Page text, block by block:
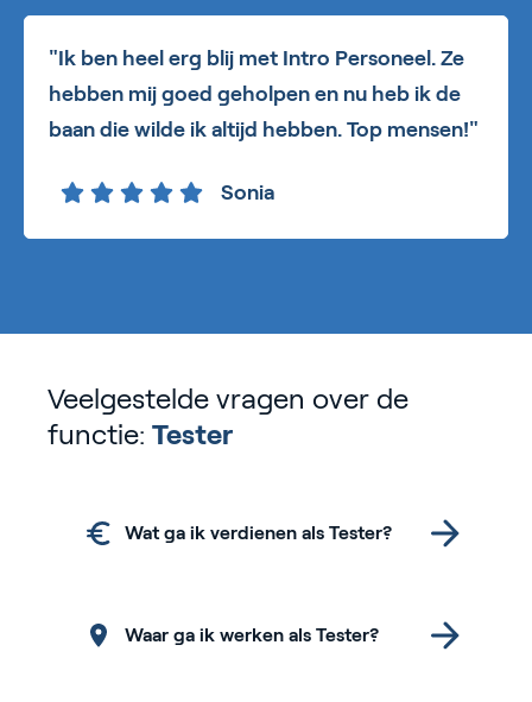
"Ik ben heel erg blij met Intro Personeel. Ze
hebben mij goed geholpen en nu heb ik de
baan die wilde ik altijd hebben. Top mensen!"
Sonia
Veelgestelde vragen over de
functie: Tester
Wat ga ik verdienen als Tester?
Waar ga ik werken als Tester?